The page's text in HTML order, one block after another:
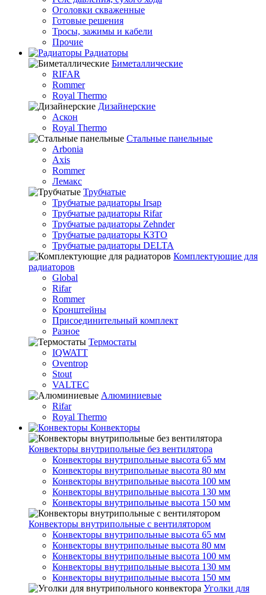
Оголовки скваженные
Готовые решения
Тросы, зажимы и кабели
Прочие
Радиаторы
Биметаллические
RIFAR
Rommer
Royal Thermo
Дизайнерские
Аскон
Royal Thermo
Стальные панельные
Arbonia
Axis
Rommer
Лемакс
Трубчатые
Трубчатые радиаторы Irsap
Трубчатые радиаторы Rifar
Трубчатые радиаторы Zehnder
Трубчатые радиаторы КЗТО
Трубчатые радиаторы DELTA
Комплектующие для
радиаторов
Global
Rifar
Rommer
Кронштейны
Присоединительный комплект
Разное
Термостаты
IQWATT
Oventrop
Stout
VALTEC
Алюминиевые
Rifar
Royal Thermo
Конвекторы
Конвекторы внутрипольные без вентилятора
Конвекторы внутрипольные высота 65 мм
Конвекторы внутрипольные высота 80 мм
Конвекторы внутрипольные высота 100 мм
Конвекторы внутрипольные высота 130 мм
Конвекторы внутрипольные высота 150 мм
Конвекторы внутрипольные с вентилятором
Конвекторы внутрипольные высота 65 мм
Конвекторы внутрипольные высота 80 мм
Конвекторы внутрипольные высота 100 мм
Конвекторы внутрипольные высота 130 мм
Конвекторы внутрипольные высота 150 мм
Уголки для